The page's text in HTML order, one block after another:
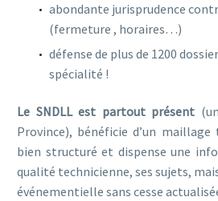
abondante jurisprudence
(fermeture , horaires…)
défense de plus de 1200
spécialité !
Le SNDLL est partout présent
Province), bénéficie d’un
bien structuré et dispense une
qualité technicienne, ses sujets,
événementielle sans cesse